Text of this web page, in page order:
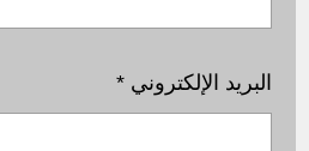
البريد الإلكتروني*